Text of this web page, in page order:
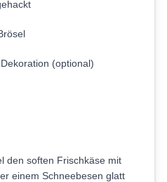
(optional)
den soften Frischkäse mit
einem Schneebesen glatt